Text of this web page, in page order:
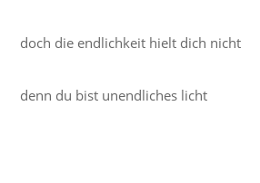
doch die endlichkeit hielt dich nicht
denn du bist unendliches licht